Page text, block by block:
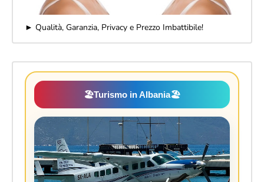
► Qualità, Garanzia, Privacy e Prezzo Imbattibile!
🏖️Turismo in Albania🏖️